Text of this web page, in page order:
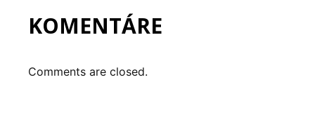
KOMENTÁRE
Comments are closed.